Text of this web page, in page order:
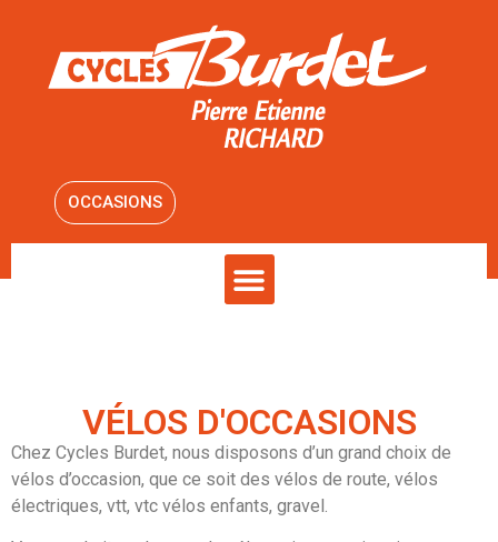
OCCASIONS
VÉLOS D'OCCASIONS
Chez Cycles Burdet, nous disposons d’un grand choix de
vélos d’occasion, que ce soit des vélos de route, vélos
électriques, vtt, vtc vélos enfants, gravel.